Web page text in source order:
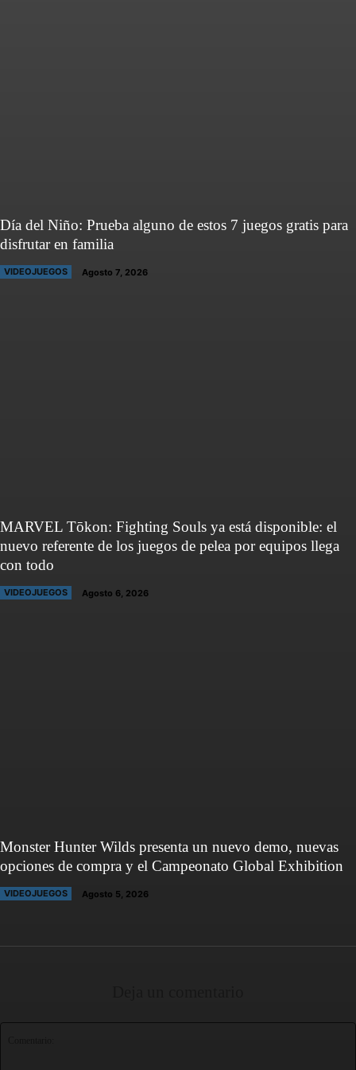
Día del Niño: Prueba alguno de estos 7 juegos gratis para
disfrutar en familia
VIDEOJUEGOS Agosto 7, 2026
MARVEL Tōkon: Fighting Souls ya está disponible: el
nuevo referente de los juegos de pelea por equipos llega
con todo
VIDEOJUEGOS Agosto 6, 2026
Monster Hunter Wilds presenta un nuevo demo, nuevas
opciones de compra y el Campeonato Global Exhibition
VIDEOJUEGOS Agosto 5, 2026